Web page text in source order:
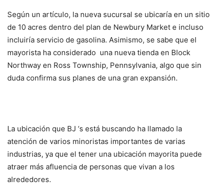
Según un artículo, la nueva sucursal se ubicaría en un sitio
de 10 acres dentro del plan de Newbury Market e incluso
incluiría servicio de gasolina. Asimismo, se sabe que el
mayorista ha considerado una nueva tienda en Block
Northway en Ross Township, Pennsylvania, algo que sin
duda confirma sus planes de una gran expansión.
La ubicación que BJ ‘s está buscando ha llamado la
atención de varios minoristas importantes de varias
industrias, ya que el tener una ubicación mayorita puede
atraer más afluencia de personas que vivan a los
alrededores.